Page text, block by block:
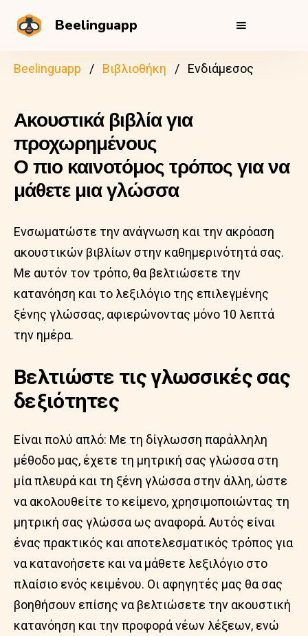
Beelinguapp
Beelinguapp Βιβλιοθήκη Ενδιάμεσος
Ακουστικά βιβλία για
προχωρημένους
Ο πιο καινοτόμος τρόπος για να
μάθετε μια γλώσσα
Ενσωματώστε την ανάγνωση και την ακρόαση
ακουστικών βιβλίων στην καθημερινότητά σας.
Με αυτόν τον τρόπο, θα βελτιώσετε την
κατανόηση και το λεξιλόγιο της επιλεγμένης
ξένης γλώσσας, αφιερώνοντας μόνο 10 λεπτά
την ημέρα.
Βελτιώστε τις γλωσσικές σας
δεξιότητες
Είναι πολύ απλό: Με τη δίγλωσση παράλληλη
μέθοδο μας, έχετε τη μητρική σας γλώσσα στη
μία πλευρά και τη ξένη γλώσσα στην άλλη, ώστε
να ακολουθείτε το κείμενο, χρησιμοποιώντας τη
μητρική σας γλώσσα ως αναφορά. Αυτός είναι
ένας πρακτικός και αποτελεσματικός τρόπος για
να κατανοήσετε και να μάθετε λεξιλόγιο στο
πλαίσιο ενός κειμένου. Οι αφηγητές μας θα σας
βοηθήσουν επίσης να βελτιώσετε την ακουστική
κατανόηση και την προφορά νέων λέξεων, ενώ